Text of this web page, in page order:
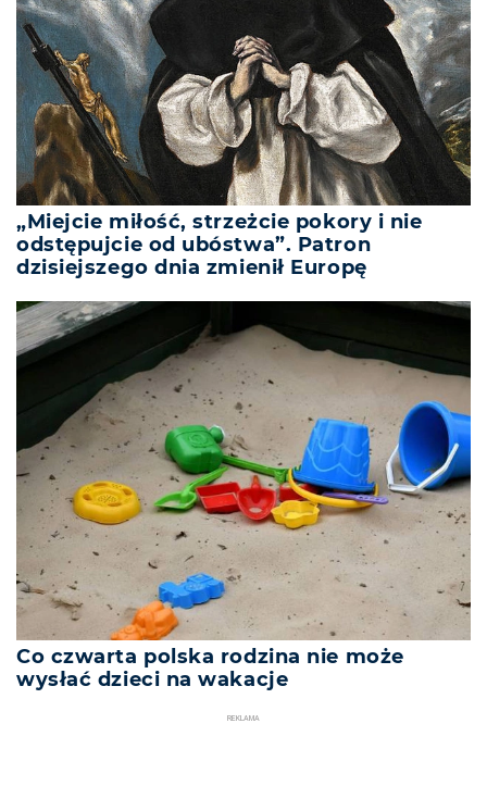
„Miejcie miłość, strzeżcie pokory i nie
odstępujcie od ubóstwa”. Patron
dzisiejszego dnia zmienił Europę
Co czwarta polska rodzina nie może
wysłać dzieci na wakacje
REKLAMA